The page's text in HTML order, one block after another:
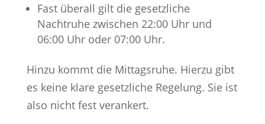
Fast überall gilt die gesetzliche
Nachtruhe zwischen 22:00 Uhr und
06:00 Uhr oder 07:00 Uhr.
Hinzu kommt die Mittagsruhe. Hierzu gibt
es keine klare gesetzliche Regelung. Sie ist
also nicht fest verankert.